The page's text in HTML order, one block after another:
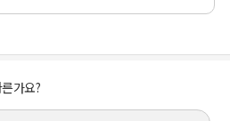
가요?